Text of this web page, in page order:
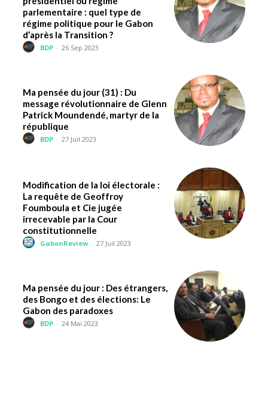
parlementaire : quel type de
régime politique pour le Gabon
d’après la Transition ?
BDP - 26 Sep 2023
Ma pensée du jour (31) : Du
message révolutionnaire de Glenn
Patrick Moundendé, martyr de la
république
BDP - 27 Juil 2023
Modification de la loi électorale :
La requête de Geoffroy
Foumboula et Cie jugée
irrecevable par la Cour
constitutionnelle
GabonReview - 27 Juil 2023
Ma pensée du jour : Des étrangers,
des Bongo et des élections: Le
Gabon des paradoxes
BDP - 24 Mai 2023